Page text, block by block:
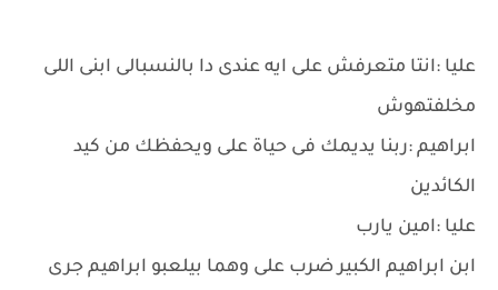
عليا :انتا متعرفش على ايه عندى دا بالنسبالى ابنى اللى
مخلفتهوش
ابراهيم :ربنا يديمك فى حياة على ويحفظك من كيد
الكائدين
عليا :امين يارب
ابن ابراهيم الكبير ضرب على وهما بيلعبو ابراهيم جرى